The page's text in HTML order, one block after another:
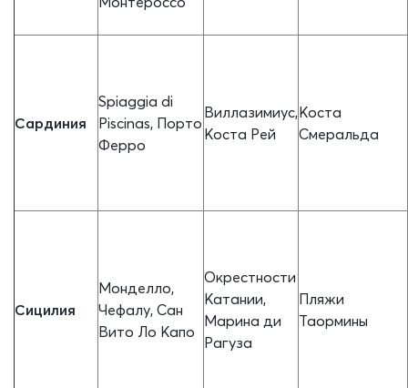
Сардиния
Spiaggia di
Piscinas, Порто
Ферро
Виллазимиус,
Коста Рей
Коста
Смеральда
Сицилия
Монделло,
Чефалу, Сан
Вито Ло Капо
Окрестности
Катании,
Марина ди
Рагуза
Пляжи
Таормины